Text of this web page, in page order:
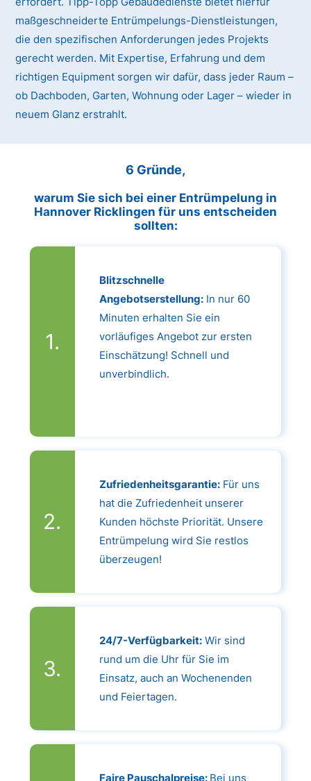
maßgeschneiderte Entrümpelungs-Dienstleistungen,
die den spezifischen Anforderungen jedes Projekts
gerecht werden. Mit Expertise, Erfahrung und dem
richtigen Equipment sorgen wir dafür, dass jeder Raum –
ob Dachboden, Garten, Wohnung oder Lager – wieder in
neuem Glanz erstrahlt.
6 Gründe,
warum Sie sich bei einer Entrümpelung in
Hannover Ricklingen für uns entscheiden
sollten:
Blitzschnelle
Angebotserstellung:In nur 60
Minuten erhalten Sie ein
vorläufiges Angebot zur ersten
Einschätzung! Schnell und
unverbindlich.
Zufriedenheitsgarantie:Für uns
hat die Zufriedenheit unserer
Kunden höchste Priorität. Unsere
Entrümpelung wird Sie restlos
überzeugen!
24/7-Verfügbarkeit:Wir sind
rund um die Uhr für Sie im
Einsatz, auch an Wochenenden
und Feiertagen.
Faire Pauschalpreise: Bei uns